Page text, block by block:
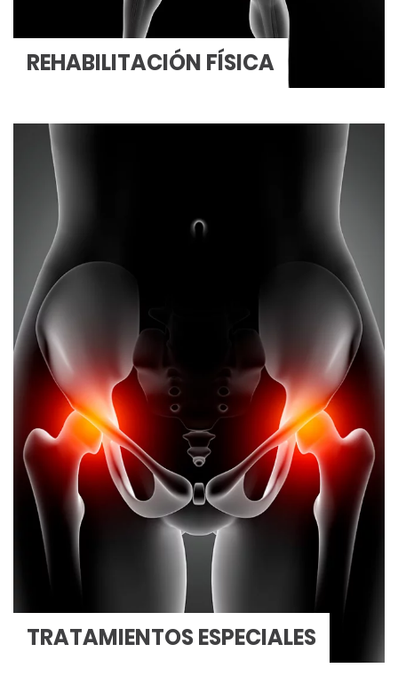
REHABILITACIÓN FÍSICA
TRATAMIENTOS ESPECIALES
TRATAMIENTO
DOLOR